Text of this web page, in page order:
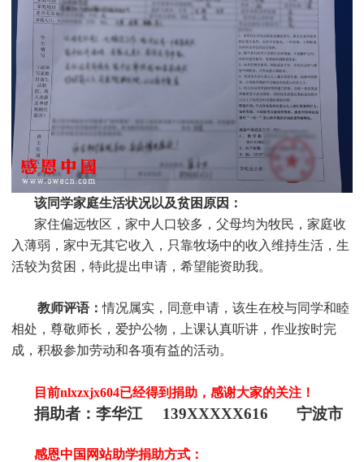
该同学家庭生活状况以及贫困原因：
家住偏远牧区，家中人口较多，父母均为牧民，家庭收
入薄弱，家中无其它收入，只靠牧场中的收入维持生活，生
活较为贫困，特此提出申请，希望能资助我。
教师评语：情况属实，同意申请，该生在校与同学和睦
相处，尊敬师长，爱护公物，上课认真听讲，作业按时完
成，积极参加劳动和各项有益的活动。
目前nlxzxjx604已经得到捐助，感谢大家的关注！
捐助者： 李华江 139XXXXX616 宁波市
感恩中国网站助学捐助方式：